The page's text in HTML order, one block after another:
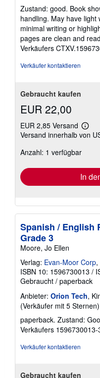
Zustand: good. Book
handling. May have
minimal writing or
pages are clean and
Verkäufers
Verkäufer kontaktieren
Gebraucht kaufen
EUR 22,00
EUR 2,85 Versand
Versand innerhalb von
Anzahl: 1 verfügbar
In
Spanish / English
Grade 3
Moore, Jo Ellen
Verlag: Evan-Moor Corp,
ISBN 10: 1596730013 /
Gebraucht / paperback
Anbieter: Orion Tech,
(Verkäufer mit 5 Sternen)
paperback. Zustand:
Verkäufers
Verkäufer kontaktieren
Gebraucht kaufen